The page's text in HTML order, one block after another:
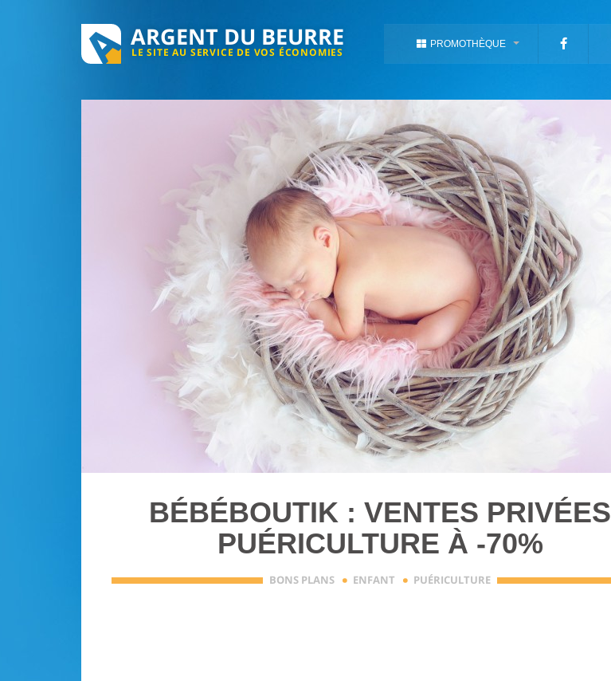
ARGENT DU BEURRE
LE SITE AU SERVICE DE VOS ÉCONOMIES
PROMOTHÈQUE
BÉBÉBOUTIK : VENTES PRIVÉES
PUÉRICULTURE À -70%
BONS PLANS · ENFANT · PUÉRICULTURE